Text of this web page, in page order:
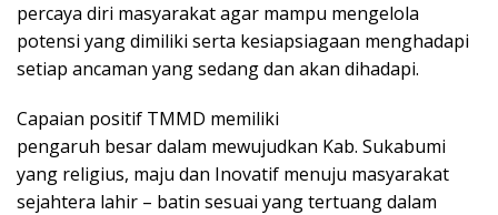
percaya diri masyarakat agar mampu mengelola
potensi yang dimiliki serta kesiapsiagaan menghadapi
setiap ancaman yang sedang dan akan dihadapi.
Capaian positif TMMD memiliki
pengaruh besar dalam mewujudkan Kab. Sukabumi
yang religius, maju dan Inovatif menuju masyarakat
sejahtera lahir – batin sesuai yang tertuang dalam